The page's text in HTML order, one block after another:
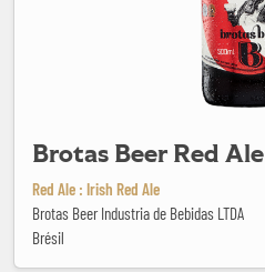
Brotas Beer Red Ale
Red Ale : Irish Red Ale
Brotas Beer Industria de Bebidas LTDA
Brésil